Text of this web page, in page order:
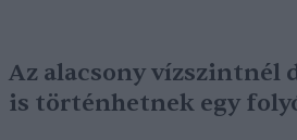
Az alacsony vízszintnél
is történhetnek egy